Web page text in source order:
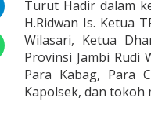
r
S
l
a
Turut Hadir dalam
H.Ridwan Is. Ketua
Wilasari, Ketua
Provinsi Jambi Rudi
Para Kabag, Para
Kapolsek, dan tokoh